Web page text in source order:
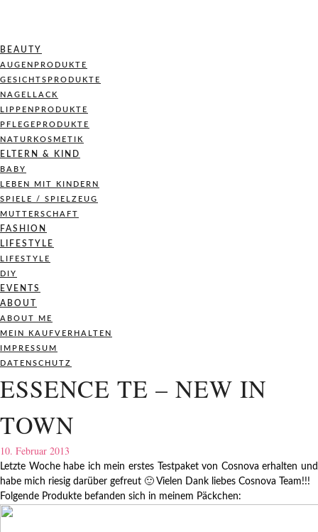
BEAUTY
AUGENPRODUKTE
GESICHTSPRODUKTE
NAGELLACK
LIPPENPRODUKTE
PFLEGEPRODUKTE
NATURKOSMETIK
ELTERN & KIND
BABY
LEBEN MIT KINDERN
SPIELE / SPIELZEUG
MUTTERSCHAFT
FASHION
LIFESTYLE
LIFESTYLE
DIY
EVENTS
ABOUT
ABOUT ME
MEIN KAUFVERHALTEN
IMPRESSUM
DATENSCHUTZ
ESSENCE TE – NEW IN
TOWN
10. Februar 2013
Letzte Woche habe ich mein erstes Testpaket von Cosnova erhalten und
habe mich riesig darüber gefreut 🙂 Vielen Dank liebes Cosnova Team!!!
Folgende Produkte befanden sich in meinem Päckchen: